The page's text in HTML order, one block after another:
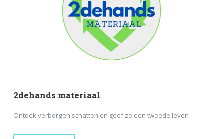
2dehands materiaal
Ontdek verborgen schatten en geef ze een tweede leven